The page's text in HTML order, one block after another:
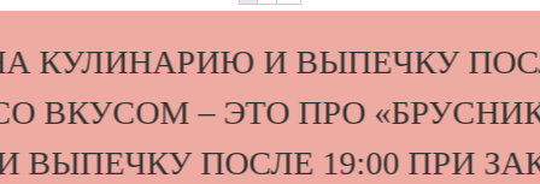
КУЛИНАРИЮ И ВЫПЕЧКУ
ВКУСОМ – ЭТО ПРО
ВЫПЕЧКУ ПОСЛЕ 19:00 ПРИ